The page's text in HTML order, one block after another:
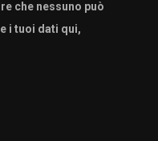
che nessuno può
i tuoi dati qui,